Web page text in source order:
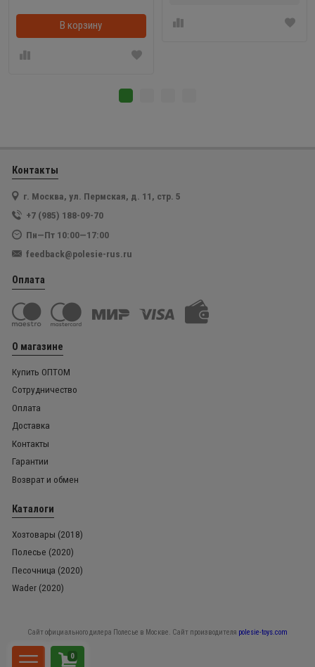
В корзину
Контакты
г. Москва, ул. Пермская, д. 11, стр. 5
+7 (985) 188-09-70
Пн—Пт 10:00—17:00
feedback@polesie-rus.ru
Оплата
О магазине
Купить ОПТОМ
Сотрудничество
Оплата
Доставка
Контакты
Гарантии
Возврат и обмен
Каталоги
Хозтовары (2018)
Полесье (2020)
Песочница (2020)
Wader (2020)
Сайт официального дилера Полесье в Москве. Сайт производителя polesie-toys.com
0